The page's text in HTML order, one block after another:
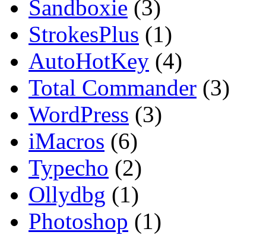
Sandboxie (3)
StrokesPlus (1)
AutoHotKey (4)
Total Commander (3)
WordPress (3)
iMacros (6)
Typecho (2)
Ollydbg (1)
Photoshop (1)